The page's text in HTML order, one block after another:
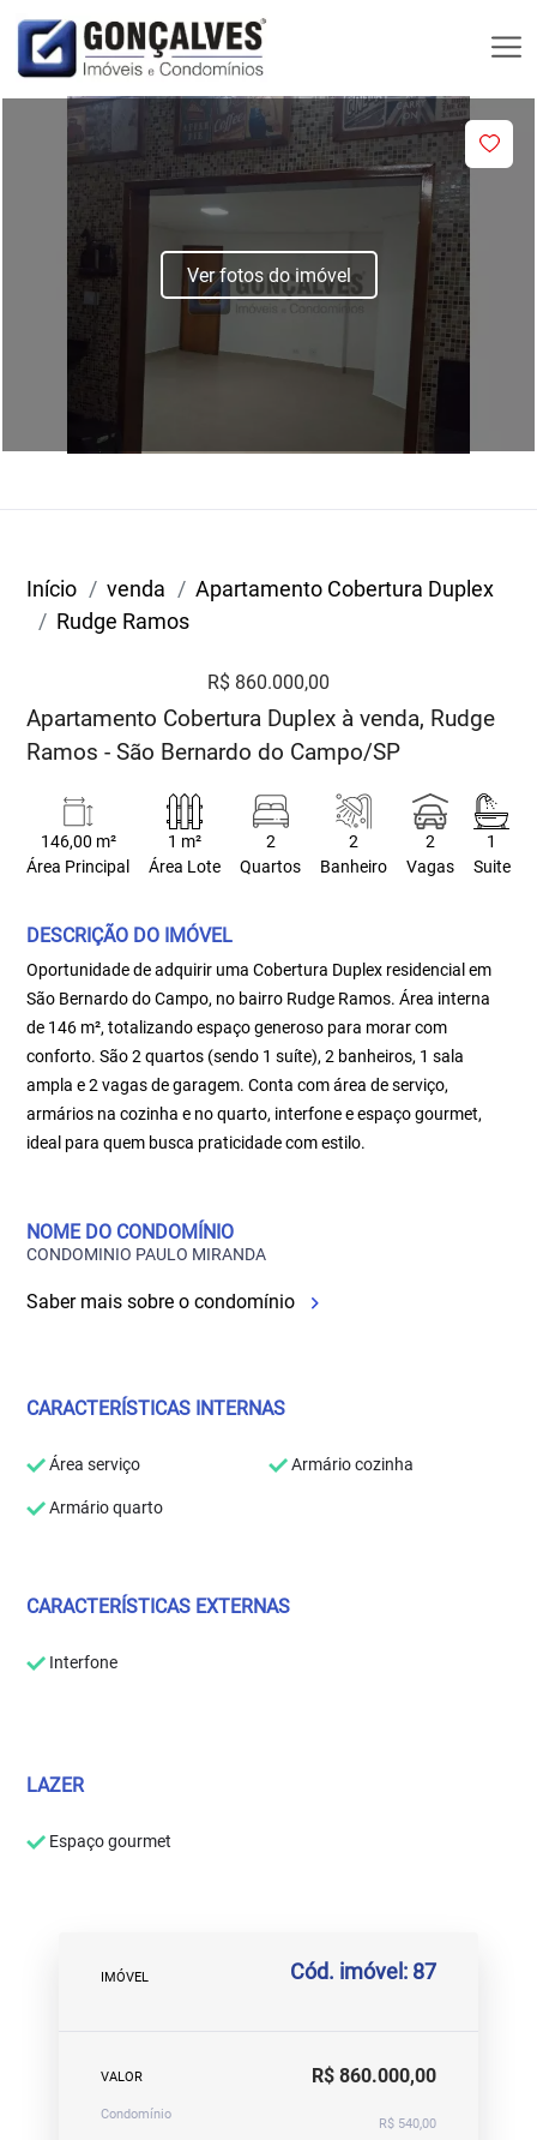
Ver fotos do imóvel
Início venda
Apartamento Cobertura Duplex
Rudge Ramos
R$ 860.000,00
Apartamento Cobertura Duplex à venda, Rudge
Ramos - São Bernardo do Campo/SP
146,00 m²
Área Principal
1 m²
Área Lote
2
Quartos
2
Banheiro
2
Vagas
1
Suite
DESCRIÇÃO DO IMÓVEL
Oportunidade de adquirir uma Cobertura Duplex residencial em
São Bernardo do Campo, no bairro Rudge Ramos. Área interna
de 146 m², totalizando espaço generoso para morar com
conforto. São 2 quartos (sendo 1 suíte), 2 banheiros, 1 sala
ampla e 2 vagas de garagem. Conta com área de serviço,
armários na cozinha e no quarto, interfone e espaço gourmet,
ideal para quem busca praticidade com estilo.
NOME DO CONDOMÍNIO
CONDOMINIO PAULO MIRANDA
Saber mais sobre o condomínio
CARACTERÍSTICAS INTERNAS
Área serviço Armário cozinha
Armário quarto
CARACTERÍSTICAS EXTERNAS
Interfone
LAZER
Espaço gourmet
IMÓVEL Cód. imóvel: 87
VALOR R$ 860.000,00
Condomínio
R$ 540,00